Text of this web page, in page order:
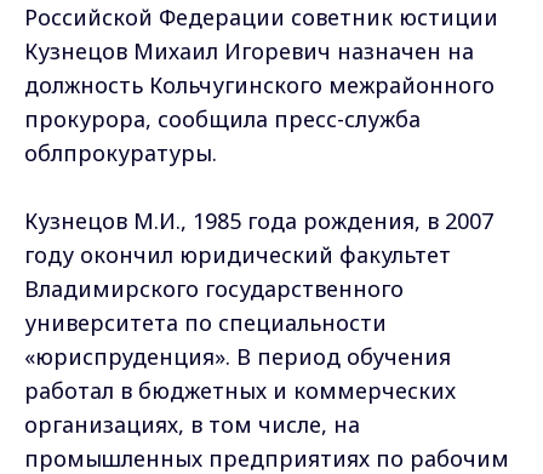
Российской Федерации советник юстиции
Кузнецов Михаил Игоревич назначен на
должность Кольчугинского межрайонного
прокурора, сообщила пресс-служба
облпрокуратуры.
Кузнецов М.И., 1985 года рождения, в 2007
году окончил юридический факультет
Владимирского государственного
университета по специальности
«юриспруденция». В период обучения
работал в бюджетных и коммерческих
организациях, в том числе, на
промышленных предприятиях по рабочим